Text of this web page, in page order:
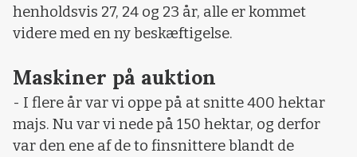
henholdsvis 27, 24 og 23 år, alle er kommet
videre med en ny beskæftigelse.
Maskiner på auktion
- I flere år var vi oppe på at snitte 400 hektar
majs. Nu var vi nede på 150 hektar, og derfor
var den ene af de to finsnittere blandt de